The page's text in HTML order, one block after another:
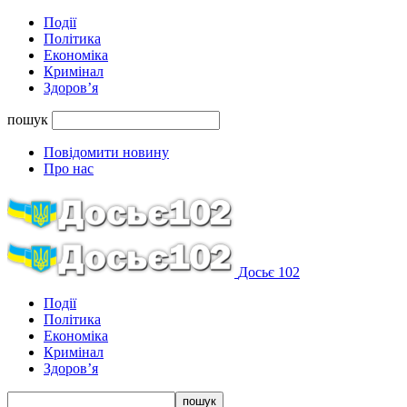
Події
Політика
Економіка
Кримінал
Здоров’я
пошук
Повідомити новину
Про нас
Досьє 102
Події
Політика
Економіка
Кримінал
Здоров’я